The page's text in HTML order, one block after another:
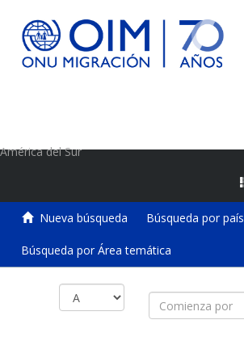
América del Sur
Nueva búsqueda Búsqueda por país
Búsqueda por Área temática